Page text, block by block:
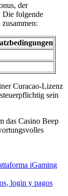
der
Die folgende
Curacao-Lizenz
sein
das Casino Beep
iGaming
login y pagos